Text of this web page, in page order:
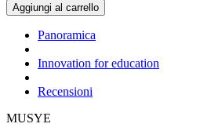
Aggiungi al carrello
Panoramica
Innovation for education
Recensioni
MUSYE